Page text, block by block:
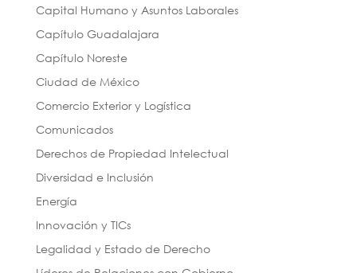
Capital Humano y Asuntos Laborales
Capítulo Guadalajara
Capítulo Noreste
Ciudad de México
Comercio Exterior y Logística
Comunicados
Derechos de Propiedad Intelectual
Diversidad e Inclusión
Energía
Innovación y TICs
Legalidad y Estado de Derecho